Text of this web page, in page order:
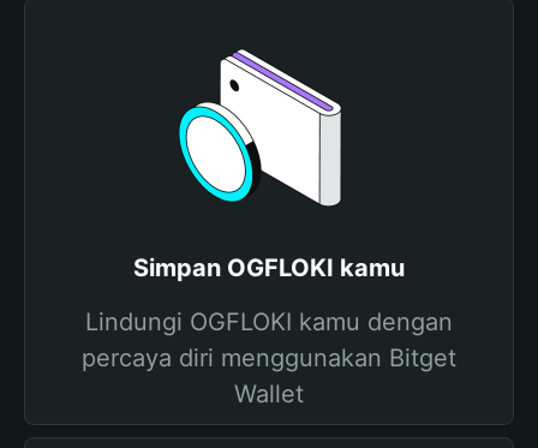
Simpan OGFLOKI kamu
Lindungi OGFLOKI kamu dengan
percaya diri menggunakan Bitget
Wallet